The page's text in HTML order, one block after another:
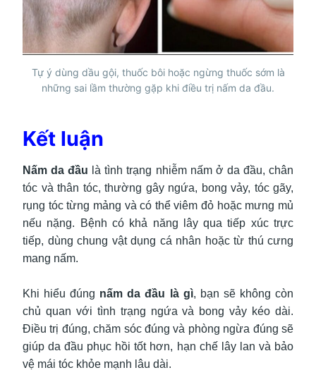
Tự ý dùng dầu gội, thuốc bôi hoặc ngừng thuốc sớm là
những sai lầm thường gặp khi điều trị nấm da đầu.
Kết luận
Nấm da đầu là tình trạng nhiễm nấm ở da đầu, chân
tóc và thân tóc, thường gây ngứa, bong vảy, tóc gãy,
rụng tóc từng mảng và có thể viêm đỏ hoặc mưng mủ
nếu nặng. Bệnh có khả năng lây qua tiếp xúc trực
tiếp, dùng chung vật dụng cá nhân hoặc từ thú cưng
mang nấm.
Khi hiểu đúng nấm da đầu là gì, bạn sẽ không còn
chủ quan với tình trạng ngứa và bong vảy kéo dài.
Điều trị đúng, chăm sóc đúng và phòng ngừa đúng sẽ
giúp da đầu phục hồi tốt hơn, hạn chế lây lan và bảo
vệ mái tóc khỏe mạnh lâu dài.